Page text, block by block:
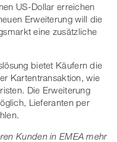
US-Dollar erreichen
Erweiterung will die
eine zusätzliche
bietet Käufern die
Kartentransaktion, wie
Die Erweiterung
Lieferanten per
Kunden in EMEA mehr